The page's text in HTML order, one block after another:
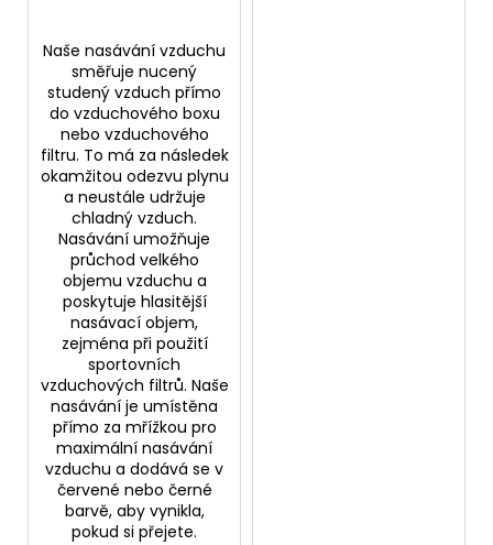
Naše nasávání vzduchu
směřuje nucený
studený vzduch přímo
do vzduchového boxu
nebo vzduchového
filtru. To má za následek
okamžitou odezvu plynu
a neustále udržuje
chladný vzduch.
Nasávání umožňuje
průchod velkého
objemu vzduchu a
poskytuje hlasitější
nasávací objem,
zejména při použití
sportovních
vzduchových filtrů. Naše
nasávání je umístěna
přímo za mřížkou pro
maximální nasávání
vzduchu a dodává se v
červené nebo černé
barvě, aby vynikla,
pokud si přejete.